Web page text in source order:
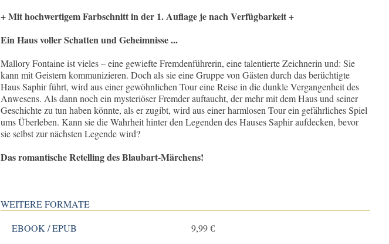
+ Mit hochwertigem Farbschnitt in der 1. Auflage je nach Verfügbarkeit +
Ein Haus voller Schatten und Geheimnisse ...
Mallory Fontaine ist vieles – eine gewiefte Fremdenführerin, eine talentierte Zeichnerin und: Sie
kann mit Geistern kommunizieren. Doch als sie eine Gruppe von Gästen durch das berüchtigte
Haus Saphir führt, wird aus einer gewöhnlichen Tour eine Reise in die dunkle Vergangenheit des
Anwesens. Als dann noch ein mysteriöser Fremder auftaucht, der mehr mit dem Haus und seiner
Geschichte zu tun haben könnte, als er zugibt, wird aus einer harmlosen Tour ein gefährliches Spiel
ums Überleben. Kann sie die Wahrheit hinter den Legenden des Hauses Saphir aufdecken, bevor
sie selbst zur nächsten Legende wird?
Das romantische Retelling des Blaubart-Märchens!
WEITERE FORMATE
EBOOK / EPUB
9,99 €